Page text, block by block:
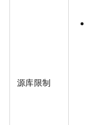
源库限制